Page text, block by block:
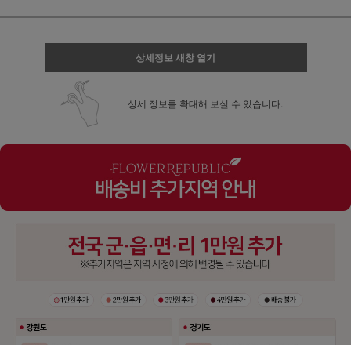
상세정보 새창 열기
상세 정보를 확대해 보실 수 있습니다.